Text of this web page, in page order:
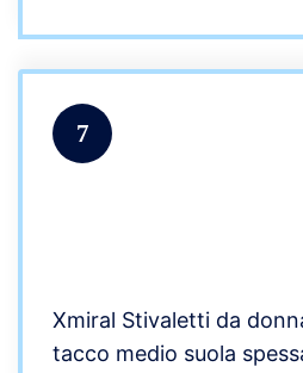
7
Xmiral Stivaletti da
tacco medio suola